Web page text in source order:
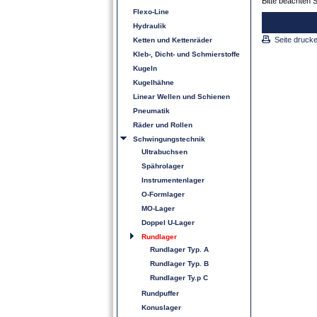
Flexo-Line
Hydraulik
Ketten und Kettenräder
Kleb-, Dicht- und Schmierstoffe
Kugeln
Kugelhähne
Linear Wellen und Schienen
Pneumatik
Räder und Rollen
Schwingungstechnik
Ultrabuchsen
Spährolager
Instrumentenlager
O-Formlager
MO-Lager
Doppel U-Lager
Rundlager
Rundlager Typ. A
Rundlager Typ. B
Rundlager Ty.p C
Rundpuffer
Konuslager
Seite